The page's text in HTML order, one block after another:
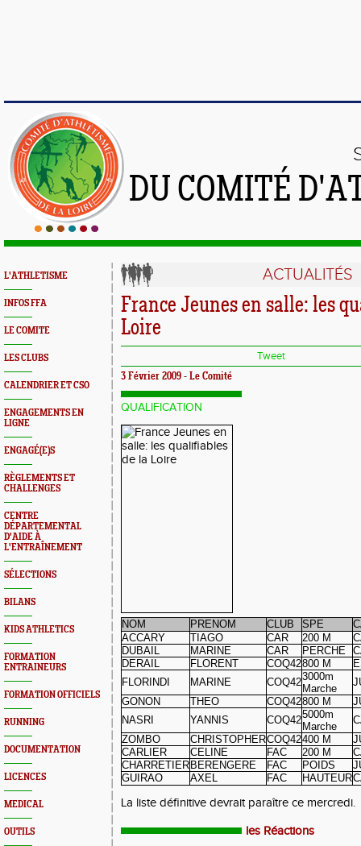
DU COMITÉ
L'ATHLETISME
INFOS FFA
LE COMITE
LES CLUBS
CALENDRIER ET CSO
ENGAGEMENTS EN
LIGNE
ENGAGÉ(E)S
RÈGLEMENTS ET
CHALLENGES
CENTRE
DÉPARTEMENTAL
D'AIDE À
L'ENTRAÎNEMENT
SÉLECTIONS
BILANS
KIDS ATHLETICS
FORMATION
ENTRAINEURS
FORMATION OFFICIELS
RUNNING
DOCUMENTATION
LICENCES
MEDICAL
OUTILS
ACTUALITÉS
France Jeunes en salle: les
Loire
Tweet
3 Février 2009 - Le Comité
QUALIFICATION
NOM PRENOM CLUB SPE
ACCARY
TIAGO CAR 200 M
DUBAIL
MARINE CAR PERCHE
DERAIL
FLORENT COQ42800 M
FLORINDI
MARINE COQ423000m
Marche
GONON
THEO COQ42800 M
NASRI
YANNIS COQ425000m
Marche
ZOMBO
CHRISTOPHERCOQ42400 M
CARLIER
CELINE FAC 200 M
CHARRETIER BERENGERE FAC POIDS
GUIRAO
AXEL FAC HAUTEUR
La liste définitive devrait paraître ce mercredi.
les Réactions